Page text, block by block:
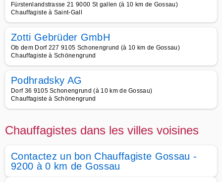
Fürstenlandstrasse 21 9000 St gallen (à 10 km de Gossau)
Chauffagiste à Saint-Gall
Zotti Gebrüder GmbH
Ob dem Dorf 227 9105 Schonengrund (à 10 km de Gossau)
Chauffagiste à Schönengrund
Podhradsky AG
Dorf 36 9105 Schonengrund (à 10 km de Gossau)
Chauffagiste à Schönengrund
Chauffagistes dans les villes voisines
Contactez un bon Chauffagiste Gossau -
9200 à 0 km de Gossau